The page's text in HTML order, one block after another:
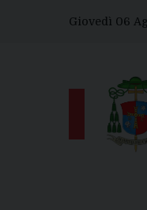
Giovedì 06